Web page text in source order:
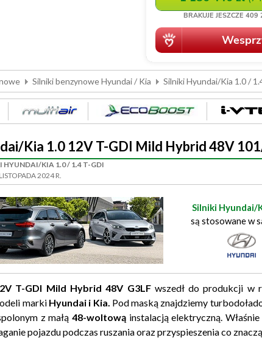
Silniki benzynowe Hyundai / Kia Silniki Hyundai/Kia 1.0 /
Kia 1.0 12V T-GDI Mild Hybrid 48V
HYUNDAI/KIA 1.0 / 1.4 T-GDI
2024 R.
Silniki Hyundai/
są stosowane w
T-GDI Mild Hybrid 48V G3LF wszedł do produkcji w
marki Hyundai i Kia. Pod maską znajdziemy
z małą 48-woltowąinstalacją elektryczną.
pojazdu podczas ruszania oraz przyspieszenia co